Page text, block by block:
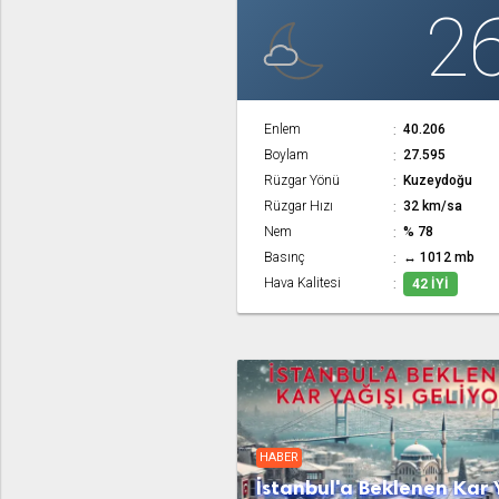
Enlem
40.206
Boylam
27.595
Rüzgar Yönü
Kuzeydoğu
Rüzgar Hızı
32 km/sa
Nem
% 78
Basınç
↔ 1012 mb
Hava Kalitesi
42 İYI
HABER
İstanbul'a Beklenen Kar